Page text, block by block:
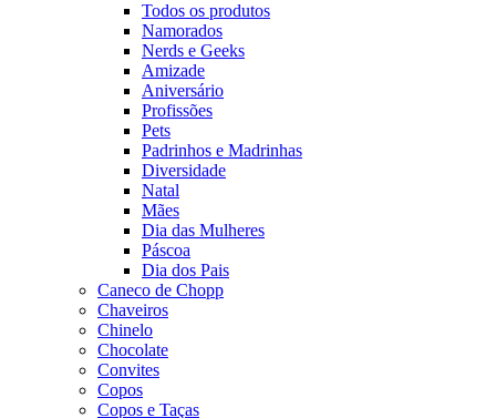
Todos os produtos
Namorados
Nerds e Geeks
Amizade
Aniversário
Profissões
Pets
Padrinhos e Madrinhas
Diversidade
Natal
Mães
Dia das Mulheres
Páscoa
Dia dos Pais
Caneco de Chopp
Chaveiros
Chinelo
Chocolate
Convites
Copos
Copos e Taças